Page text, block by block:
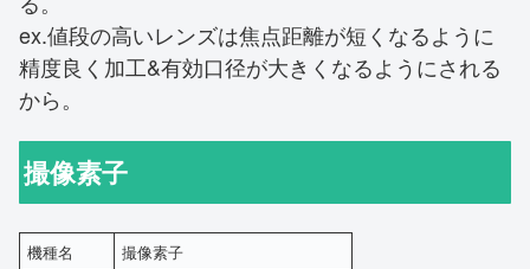
ex.値段の高いレンズは焦点距離が短くなるように
精度良く加工&有効口径が大きくなるようにされる
から。
撮像素子
機種名
撮像素子